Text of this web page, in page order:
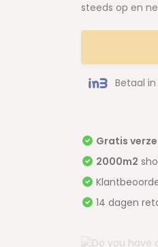
steeds op en
Betaal
Gratis
2000m2
14 dagen